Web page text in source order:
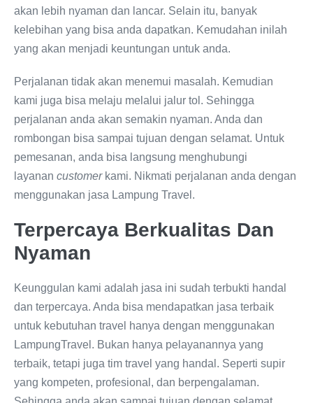
akan lebih nyaman dan lancar. Selain itu, banyak
kelebihan yang bisa anda dapatkan. Kemudahan inilah
yang akan menjadi keuntungan untuk anda.
Perjalanan tidak akan menemui masalah. Kemudian
kami juga bisa melaju melalui jalur tol. Sehingga
perjalanan anda akan semakin nyaman. Anda dan
rombongan bisa sampai tujuan dengan selamat. Untuk
pemesanan, anda bisa langsung menghubungi
layanan customerkami. Nikmati perjalanan anda dengan
menggunakan jasa Lampung Travel.
Terpercaya Berkualitas Dan
Nyaman
Keunggulan kami adalah jasa ini sudah terbukti handal
dan terpercaya. Anda bisa mendapatkan jasa terbaik
untuk kebutuhan travel hanya dengan menggunakan
LampungTravel. Bukan hanya pelayanannya yang
terbaik, tetapi juga tim travel yang handal. Seperti supir
yang kompeten, profesional, dan berpengalaman.